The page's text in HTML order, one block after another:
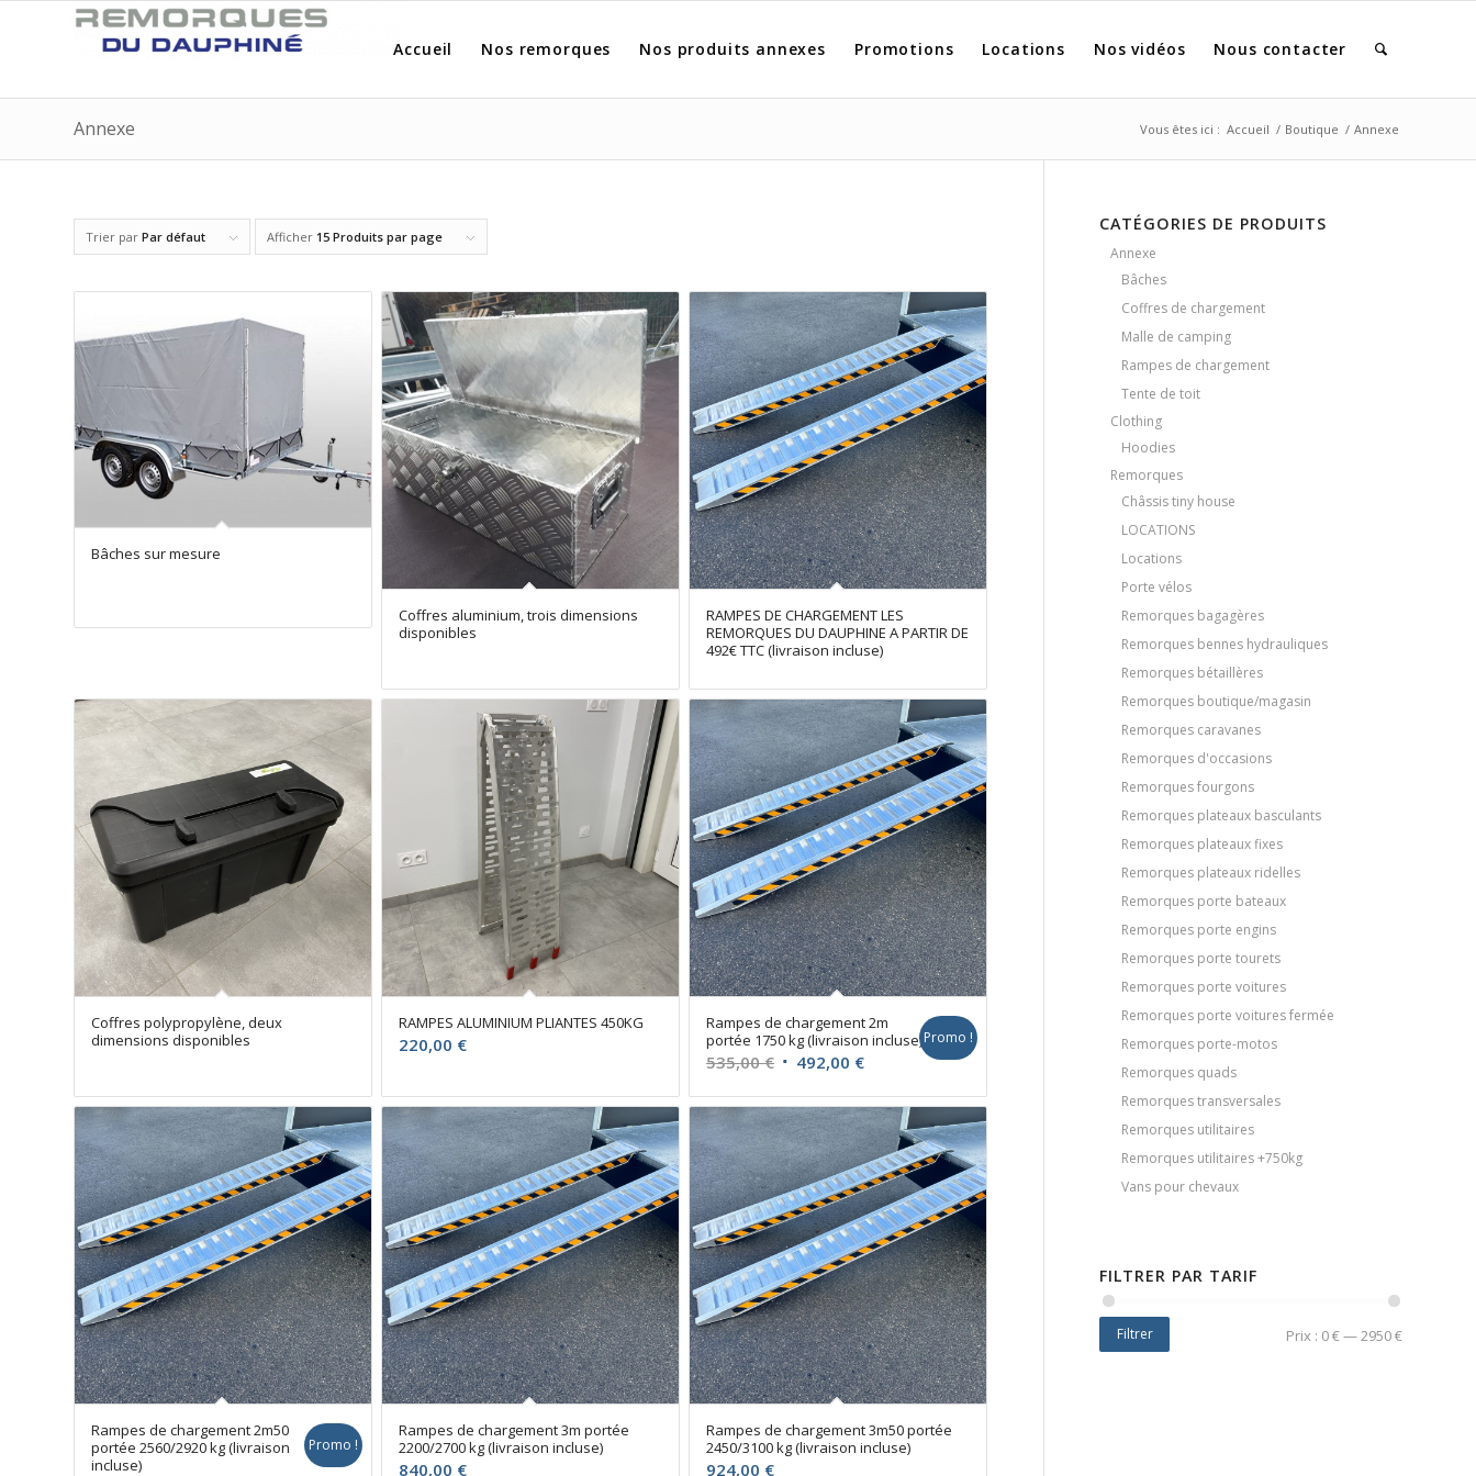
Accueil Nos remorques Nos produits annexes Promotions Locations Nos vidéos Nous contacter
Annexe Vous êtes ici : Accueil / Boutique / Annexe
Trier par Par défaut Afficher 15 Produits par page
Bâches sur mesure
Coffres aluminium, trois dimensions
disponibles
RAMPES DE CHARGEMENT LES
REMORQUES DU DAUPHINE A PARTIR DE
492€ TTC (livraison incluse)
Coffres polypropylène, deux
dimensions disponibles
RAMPES ALUMINIUM PLIANTES 450KG
220,00 €
Rampes de chargement 2m
portée 1750 kg (livraison incluse)
535,00€ Le
initial
était :
535,00 €.
492,00 €Le
actuel
est :
492,00 €.
Promo !
Rampes de chargement 2m50
portée 2560/2920 kg (livraison
incluse)
Promo !
Rampes de chargement 3m portée
2200/2700 kg (livraison incluse)
840,00 €
Rampes de chargement 3m50 portée
2450/3100 kg (livraison incluse)
924,00 €
CATÉGORIES DE PRODUITS
Annexe
Bâches
Coffres de chargement
Malle de camping
Rampes de chargement
Tente de toit
Clothing
Hoodies
Remorques
Châssis tiny house
LOCATIONS
Locations
Porte vélos
Remorques bagagères
Remorques bennes hydrauliques
Remorques bétaillères
Remorques boutique/magasin
Remorques caravanes
Remorques d'occasions
Remorques fourgons
Remorques plateaux basculants
Remorques plateaux fixes
Remorques plateaux ridelles
Remorques porte bateaux
Remorques porte engins
Remorques porte tourets
Remorques porte voitures
Remorques porte voitures fermée
Remorques porte-motos
Remorques quads
Remorques transversales
Remorques utilitaires
Remorques utilitaires +750kg
Vans pour chevaux
FILTRER PAR TARIF
Filtrer Prix : 0 €—2950 €